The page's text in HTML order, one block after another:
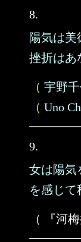
8.
陽気は美
挫折はあ
（ 宇野
（ Uno
9.
女は陽気
を感じて
（ 『河